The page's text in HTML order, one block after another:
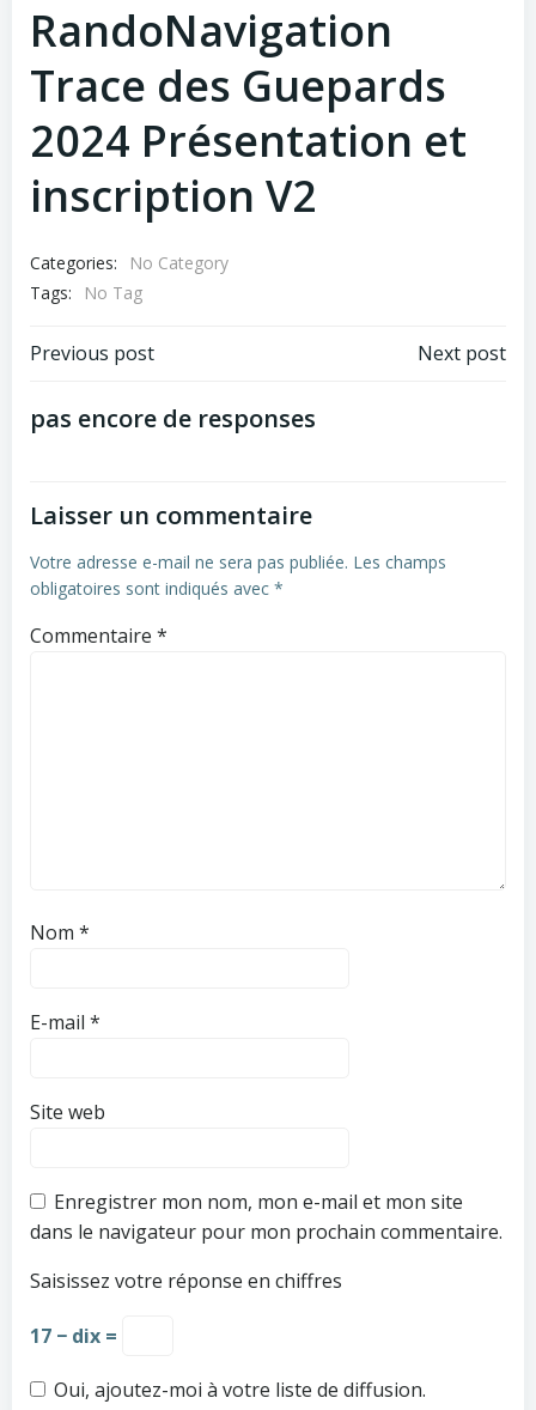
RandoNavigation
Trace des Guepards
2024 Présentation et
inscription V2
Categories:
No Category
Tags:
No Tag
Post
navigation
Previous post
navigation
Next post
pas encore de responses
Laisser un commentaire
Votre adresse e-mail ne sera pas publiée. Les champs
obligatoires sont indiqués avec *
Commentaire *
Nom *
E-mail *
Site web
Enregistrer mon nom, mon e-mail et mon site
dans le navigateur pour mon prochain commentaire.
Saisissez votre réponse en chiffres
17 − dix =
Oui, ajoutez-moi à votre liste de diffusion.